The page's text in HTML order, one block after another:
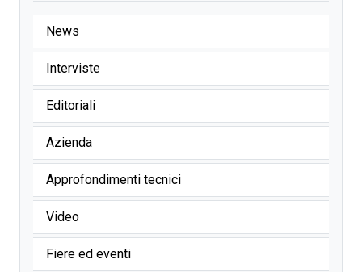
News
Interviste
Editoriali
Azienda
Approfondimenti tecnici
Video
Fiere ed eventi